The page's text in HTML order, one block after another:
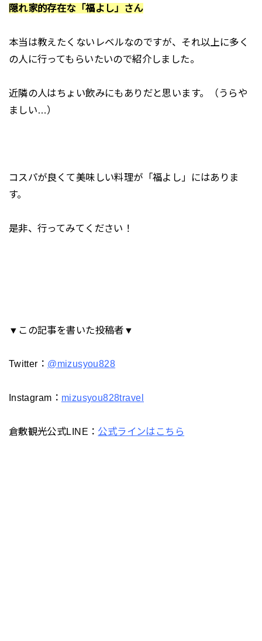
隠れ家的存在な「福よし」さん
本当は教えたくないレベルなのですが、それ以上に多く
の人に行ってもらいたいので紹介しました。
近隣の人はちょい飲みにもありだと思います。（うらや
ましい…）
コスパが良くて美味しい料理が「福よし」にはありま
す。
是非、行ってみてください！
▼この記事を書いた投稿者▼
Twitter： @mizusyou828
Instagram： mizusyou828travel
倉敷観光公式LINE： 公式ラインはこちら